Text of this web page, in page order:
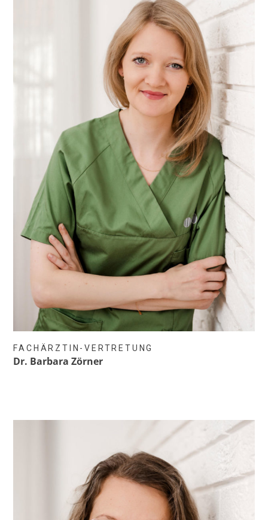
FACHÄRZTIN-VERTRETUNG
Dr. Barbara Zörner